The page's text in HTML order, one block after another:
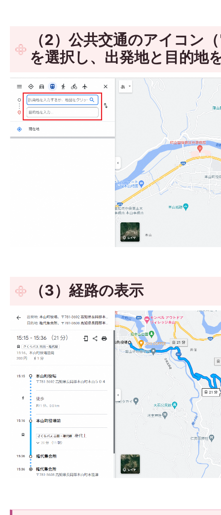
（2）公共交通のアイコン
を選択し、出発地と目的地
（3）経路の表示